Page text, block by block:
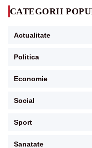
CATEGORII
Actualitate
Politica
Economie
Social
Sport
Sanatate